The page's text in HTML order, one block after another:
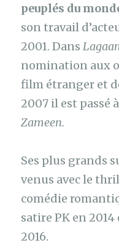
peuplés du
son travail
2001. Dans
nomination aux
film étranger et
2007 il est passé
Zameen.
Ses plus grands
venus avec le
comédie
satire PK en
2016.